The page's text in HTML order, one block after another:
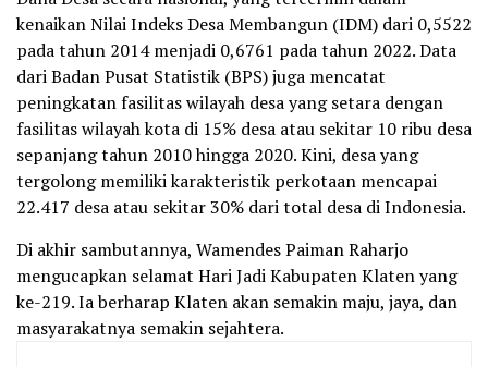
kenaikan Nilai Indeks Desa Membangun (IDM) dari 0,5522
pada tahun 2014 menjadi 0,6761 pada tahun 2022. Data
dari Badan Pusat Statistik (BPS) juga mencatat
peningkatan fasilitas wilayah desa yang setara dengan
fasilitas wilayah kota di 15% desa atau sekitar 10 ribu desa
sepanjang tahun 2010 hingga 2020. Kini, desa yang
tergolong memiliki karakteristik perkotaan mencapai
22.417 desa atau sekitar 30% dari total desa di Indonesia.
Di akhir sambutannya, Wamendes Paiman Raharjo
mengucapkan selamat Hari Jadi Kabupaten Klaten yang
ke-219. Ia berharap Klaten akan semakin maju, jaya, dan
masyarakatnya semakin sejahtera.